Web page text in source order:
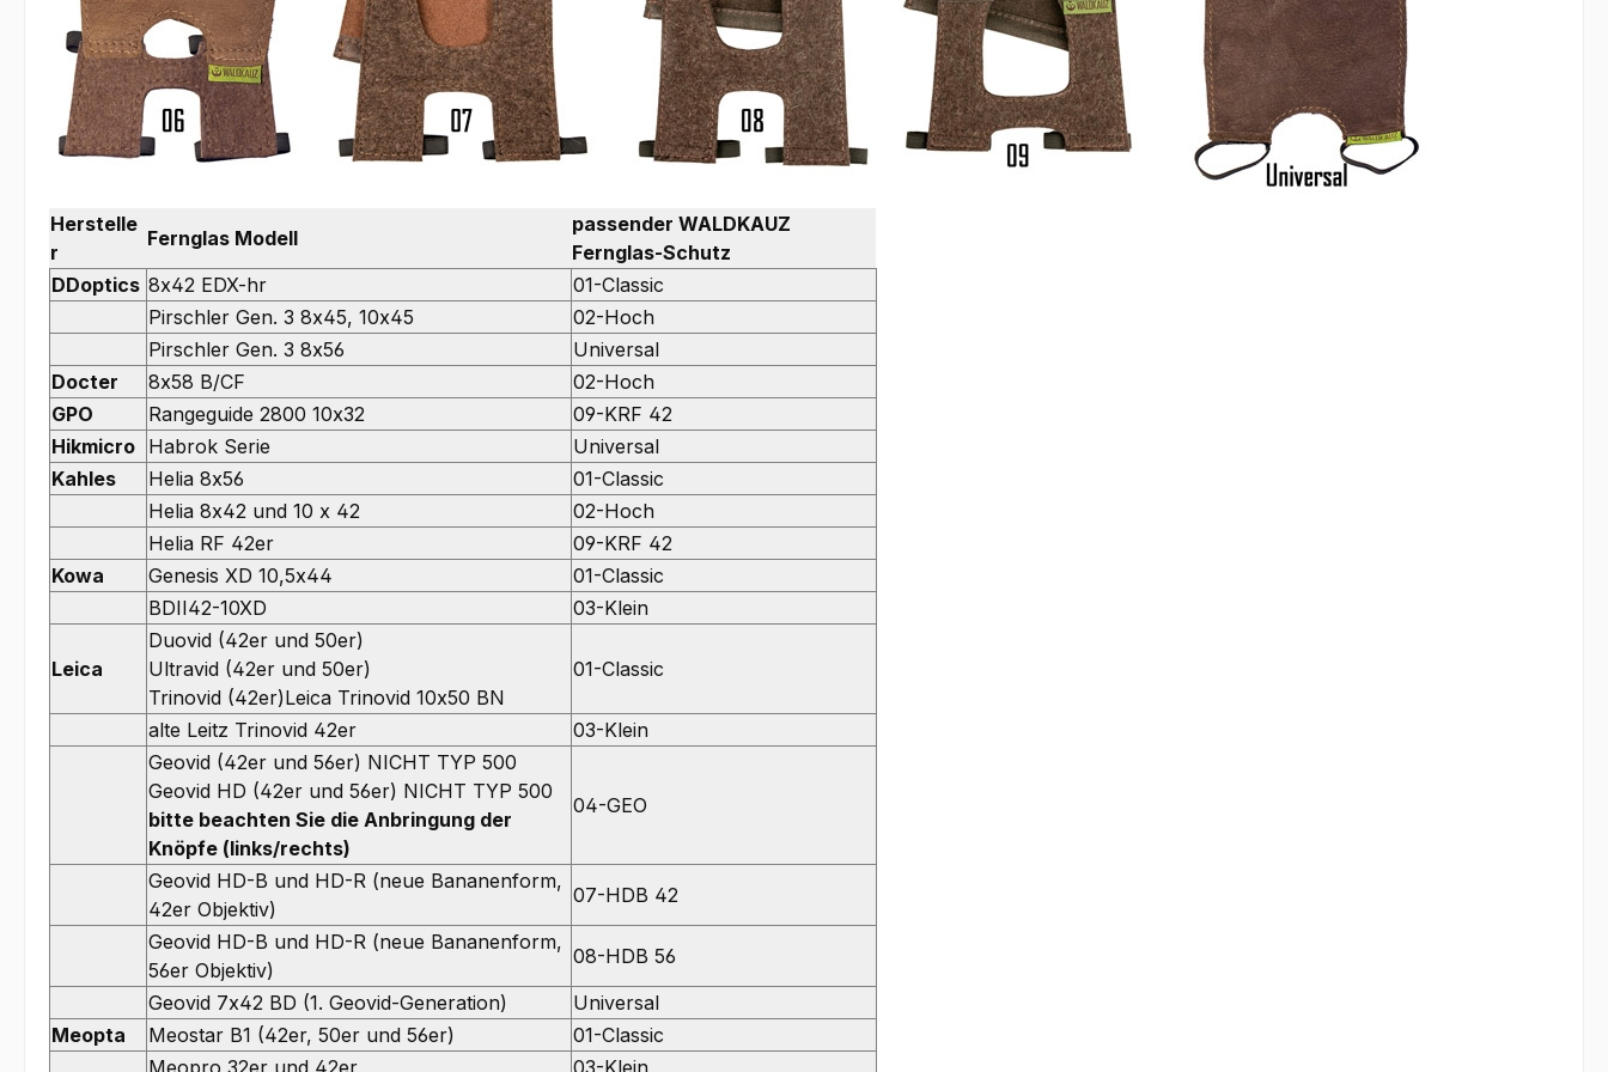
Herstelle
r
Fernglas Modell
passender WALDKAUZ
Fernglas-Schutz
DDoptics 8x42 EDX-hr
01-Classic
Pirschler Gen. 3 8x45, 10x45
02-Hoch
Pirschler Gen. 3 8x56
Universal
Docter
8x58 B/CF
02-Hoch
GPO
Rangeguide 2800 10x32
09-KRF 42
Hikmicro Habrok Serie
Universal
Kahles
Helia 8x56
01-Classic
Helia 8x42 und 10 x 42
02-Hoch
Helia RF 42er
09-KRF 42
Kowa
Genesis XD 10,5x44
01-Classic
BDII42-10XD
03-Klein
Leica
Duovid (42er und 50er)
Ultravid (42er und 50er)
Trinovid (42er)Leica Trinovid 10x50 BN
01-Classic
alte Leitz Trinovid 42er
03-Klein
Geovid (42er und 56er) NICHT TYP 500
Geovid HD (42er und 56er) NICHT TYP 500
bitte beachten Sie die Anbringung der
Knöpfe (links/rechts)
04-GEO
Geovid HD-B und HD-R (neue Bananenform,
42er Objektiv)
07-HDB 42
Geovid HD-B und HD-R (neue Bananenform,
56er Objektiv)
08-HDB 56
Geovid 7x42 BD (1. Geovid-Generation)
Universal
Meopta
Meostar B1 (42er, 50er und 56er)
01-Classic